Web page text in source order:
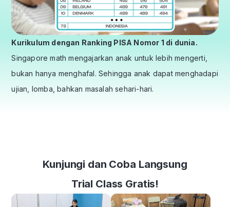
Kurikulum dengan Ranking PISA Nomor 1 di dunia.
Singapore math mengajarkan anak untuk lebih mengerti,
bukan hanya menghafal. Sehingga anak dapat menghadapi
ujian, lomba, bahkan masalah sehari-hari.
Kunjungi dan Coba Langsung
Trial Class Gratis!